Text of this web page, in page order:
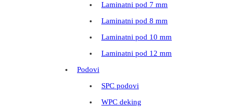
Laminatni pod 7 mm
Laminatni pod 8 mm
Laminatni pod 10 mm
Laminatni pod 12 mm
Podovi
SPC podovi
WPC deking